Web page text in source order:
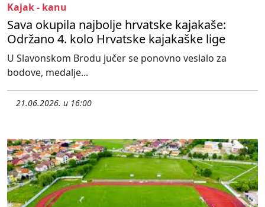
Kajak - kanu
Sava okupila najbolje hrvatske kajakaše:
Održano 4. kolo Hrvatske kajakaške lige
U Slavonskom Brodu jučer se ponovno veslalo za
bodove, medalje...
21.06.2026. u 16:00